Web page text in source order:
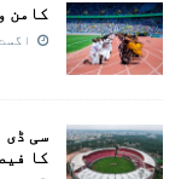
کامن
اگست 5,
سی ڈی
کا